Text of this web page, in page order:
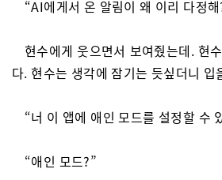
“AI에게서 온 알림이 왜 이리 다정
현수에게 웃으면서 보여줬는데. 현
다. 현수는 생각에 잠기는 듯싶더니 입
“너 이 앱에 애인 모드를 설정할 수
“애인 모드?”